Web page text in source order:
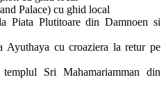
Palace) cu ghid local
Piata Plutitoare din Damnoen si
Ayuthaya cu croaziera la retur pe
Sri Mahamariamman din